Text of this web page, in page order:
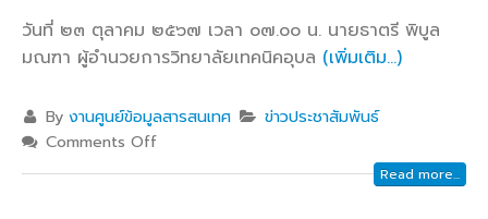
วันที่ ๒๓ ตุลาคม ๒๕๖๗ เวลา ๐๗.๐๐ น. นายธาตรี พิบูล
มณฑา ผู้อำนวยการวิทยาลัยเทคนิคอุบล (เพิ่มเติม…)
Byงานศูนย์ข้อมูลสารสนเทศ
ข่าวประชาสัมพันธ์
Comments Off
Read more...